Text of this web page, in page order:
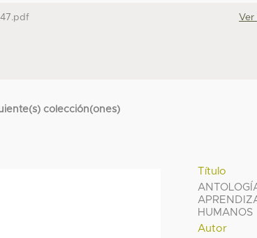
colección(ones)
Título
HUMANOS
Autor